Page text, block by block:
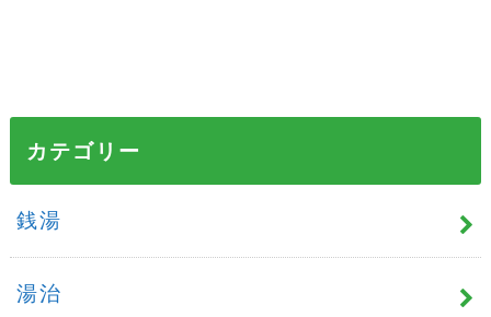
カテゴリー
銭湯
湯治